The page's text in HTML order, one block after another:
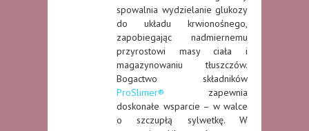
spowalnia wydzielanie glukozy
do układu krwionośnego,
zapobiegając nadmiernemu
przyrostowi masy ciała i
magazynowaniu tłuszczów.
Bogactwo składników
ProSlimer® zapewnia
doskonałe wsparcie – w walce
o szczupłą sylwetkę. W